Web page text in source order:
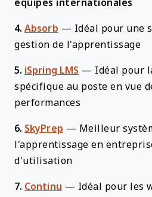
équipes internationales
4. Absorb — Idéal pour une
gestion de l'apprentissage
5. iSpring LMS — Idéal pour
spécifique au poste en vue
performances
6. SkyPrep — Meilleur
l'apprentissage en
d'utilisation
7. Continu — Idéal pour les